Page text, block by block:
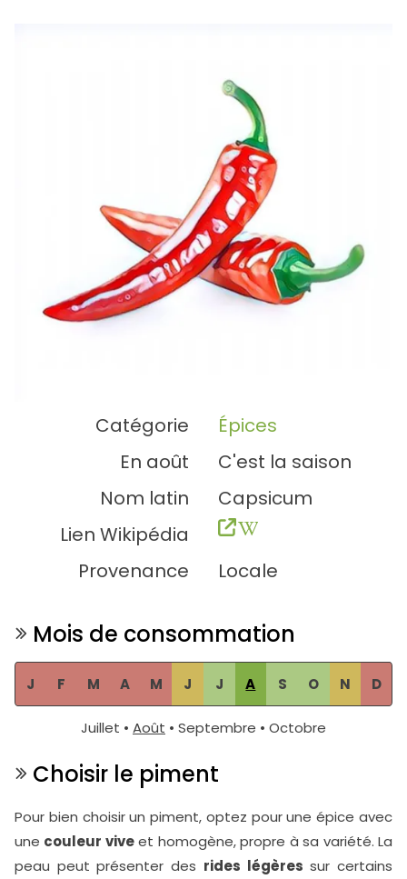
Catégorie
Épices
En août
C'est la saison
Nom latin
Capsicum
Lien Wikipédia
Provenance
Locale
Mois de consommation
J F M A M J J A S O N D
Juillet • Août • Septembre • Octobre
Choisir le piment
Pour bien choisir un piment, optez pour une épice avec
une couleur viveet homogène, propre à sa variété. La
peau peut présenter des rides légères sur certains